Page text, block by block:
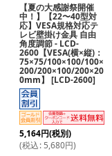
【夏の大感謝祭開催
中！】【22〜40型対
応】VESA規格対応テ
レビ壁掛け金具 自由
角度調節 - LCD-
2600【VESA(横×縦)：
75×75/100×100/100×
200/200×100/200×20
0mm】
[LCD-2600]
5,164円(税別)
(税込: 5,680円)